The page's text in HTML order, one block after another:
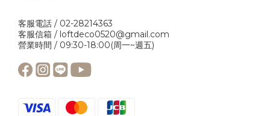
客服電話 / 02-28214363
客服信箱 / loftdeco0520@gmail.com
營業時間 / 09:30-18:00(周一~週五)